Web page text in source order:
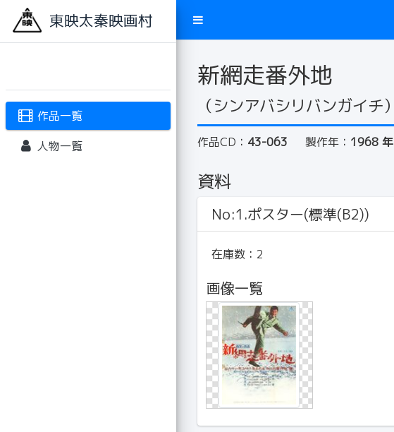
東映太秦映画村
作品一覧
人物一覧
新網走番外地
（シンアバシリバンガイチ）
作品CD： 43-063 製作年： 1968 年
資料
No:1.ポスター(標準(B2))
在庫数： 2
画像一覧